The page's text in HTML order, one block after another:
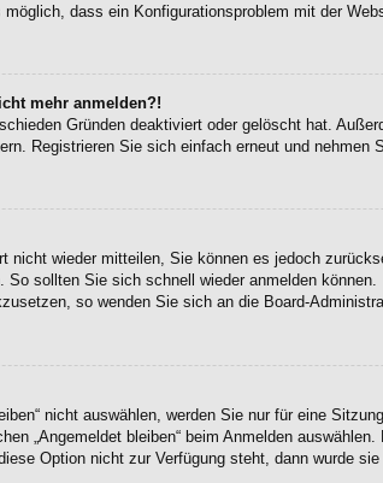
dass ein Konfigurationsproblem mit der
mehr anmelden?!
Gründen deaktiviert oder gelöscht hat.
Registrieren Sie sich einfach erneut und nehmen
wieder mitteilen, Sie können es jedoch
sollten Sie sich schnell wieder anmelden können.
so wenden Sie sich an die Board-
nicht auswählen, werden Sie nur für eine
„Angemeldet bleiben“ beim Anmelden
Option nicht zur Verfügung steht, dann wurde